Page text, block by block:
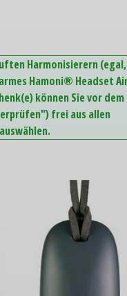
Harmonisierern (egal,
Hamoni® Headset
können Sie vor dem
frei aus allen